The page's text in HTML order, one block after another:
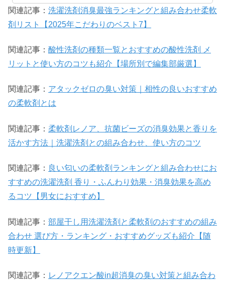
関連記事： 洗濯洗剤消臭最強ランキングと組み合わせ柔軟
剤リスト【2025年こだわりのベスト7】
関連記事： 酸性洗剤の種類一覧とおすすめの酸性洗剤 メ
リットと使い方のコツも紹介【場所別で編集部厳選】
関連記事： アタックゼロの臭い対策｜相性の良いおすすめ
の柔軟剤とは
関連記事： 柔軟剤レノア、抗菌ビーズの消臭効果と香りを
活かす方法｜洗濯洗剤との組み合わせ、使い方のコツ
関連記事： 良い匂いの柔軟剤ランキングと組み合わせにお
すすめの洗濯洗剤 香り・ふんわり効果・消臭効果を高め
るコツ【男女におすすめ】
関連記事： 部屋干し用洗濯洗剤と柔軟剤のおすすめの組み
合わせ 選び方・ランキング・おすすめグッズも紹介【随
時更新】
関連記事： レノアクエン酸in超消臭の臭い対策と組み合わ